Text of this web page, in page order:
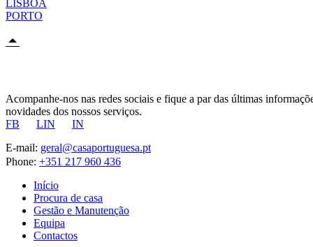
LISBOA
PORTO
Acompanhe-nos nas redes sociais e fique a par das últimas
novidades dos nossos serviços.
FB
LIN
IN
E-mail: geral@casaportuguesa.pt
Phone: +351 217 960 436
Início
Procura de casa
Gestão e Manutenção
Equipa
Contactos